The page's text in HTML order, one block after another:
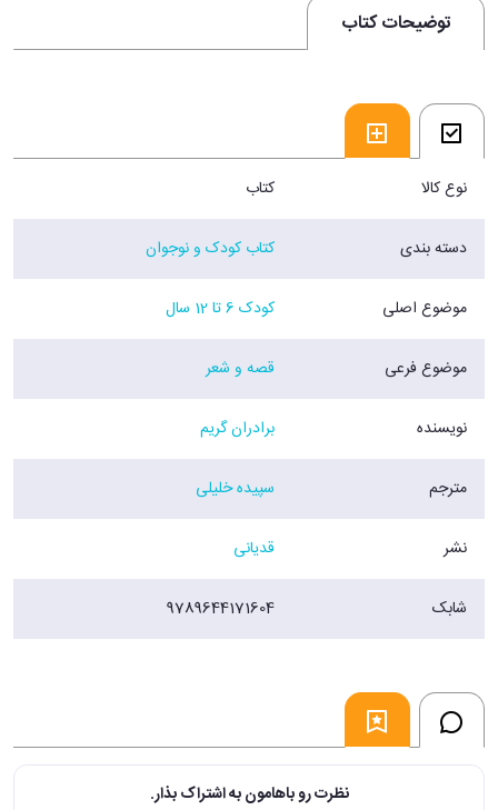
توضیحات کتاب
نوع کالا کتاب
دسته بندی کتاب کودک و نوجوان
موضوع اصلی کودک 6 تا 12 سال
موضوع فرعی قصه و شعر
نویسنده برادران گریم
مترجم سپیده خلیلی
نشر قدیانی
شابک 9789644171604
نظرت رو باهامون به اشتراک بذار.